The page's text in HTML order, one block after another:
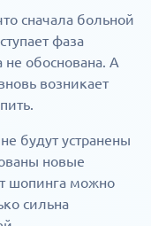
сначала больной
фаза
не обоснована. А
возникает
будут устранены
новые
шопинга можно
сильна